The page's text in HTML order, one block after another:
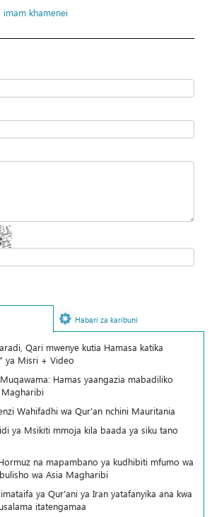
imam khamenei
Habari za karibuni
Qari mwenye kutia Hamasa katika
ya Misri + Video
Hamas yaangazia mabadiliko
Magharibi
Wahifadhi wa Qur'an nchini Mauritania
ya Msikiti mmoja kila baada ya siku tano
na mapambano ya kudhibiti mfumo wa
wa Asia Magharibi
ya Qur'ani ya Iran yatafanyika ana kwa
itatengamaa